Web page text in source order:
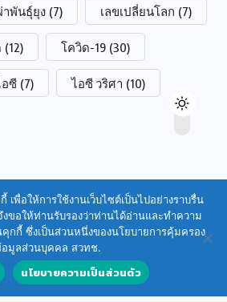
าพันธุ์ยุง (7) เลขเปลี่ยนโลก (7)
(12) โควิด-19 (30)
อซี (7) ไอซี วริศา (10)
เพื่อให้การใช้งานเว็บไซต์เป็นไปอย่างราบรื่น
ขอให้ท่านรับรองว่าท่านได้อ่านและทำความ
คุกกี้ ซึ่งเป็นส่วนหนึ่งของนโยบายการคุ้มครอง
มูลส่วนบุคคล สวทช.
นโยบายความเป็นส่วนตัว